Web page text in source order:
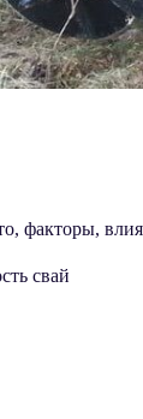
факторы,
свай